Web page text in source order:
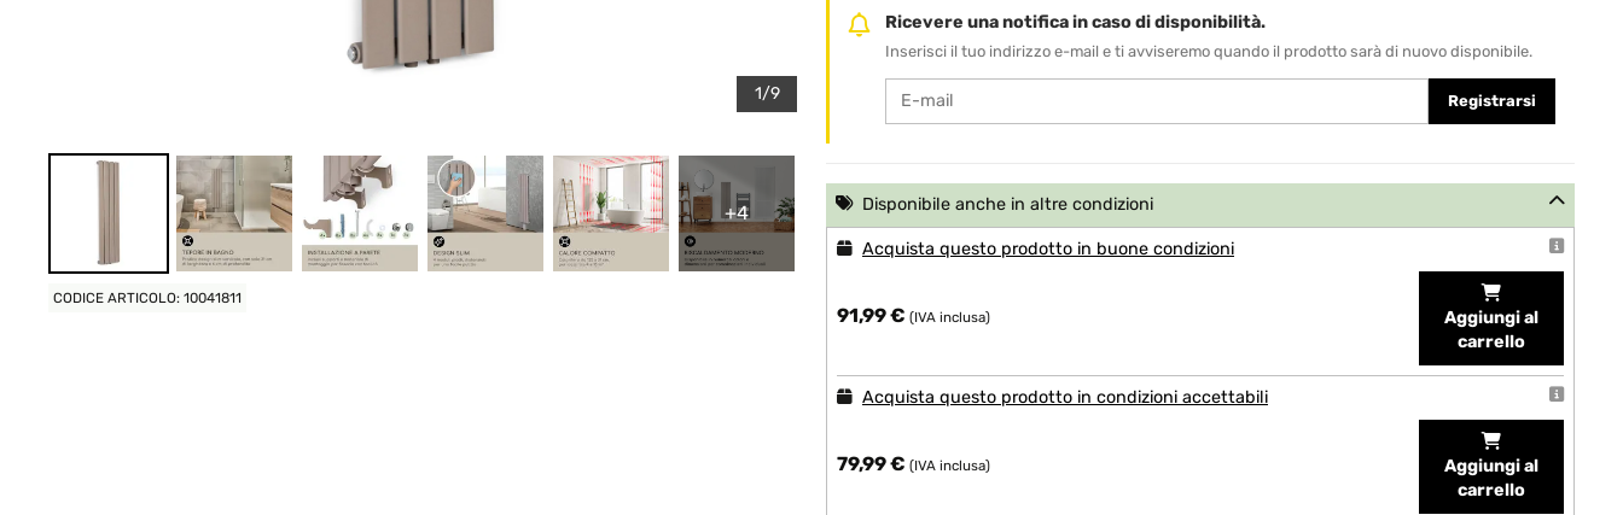
1/9
+4
CODICE ARTICOLO: 10041811
Ricevere una notifica in caso di disponibilità.
Inserisci il tuo indirizzo e-mail e ti avviseremo quando il prodotto sarà di nuovo disponibile.
Registrarsi
Disponibile anche in altre condizioni
Acquista questo prodotto in buone condizioni
91,99 € (IVA inclusa)
Aggiungi al
carrello
Acquista questo prodotto in condizioni accettabili
79,99 € (IVA inclusa)
Aggiungi al
carrello